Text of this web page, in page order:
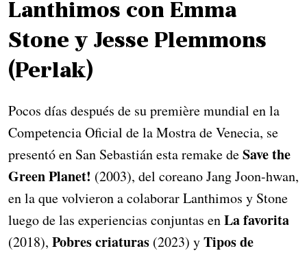
Lanthimos con Emma
Stone y Jesse Plemmons
(Perlak)
Pocos días después de su première mundial en la
Competencia Oficial de la Mostra de Venecia, se
presentó en San Sebastián esta remake deSave the
Green Planet! (2003), del coreano Jang Joon-hwan,
en la que volvieron a colaborar Lanthimos y Stone
luego de las experiencias conjuntas enLa favorita
(2018), Pobres criaturas (2023) yTipos de